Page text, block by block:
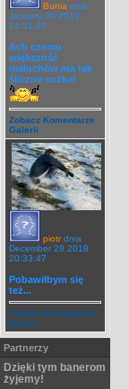
Bunia dnia
January 30 2019
14:51:30
Ach czemu
większość
maluchów ma tak
śliczne oczka!
Zobacz Komentarze
Galerii
piotr dnia
December 28 2018
20:33:47
Pobawiłbym się
też...
Zobacz Komentarze
Galerii
Partnerzy
Dzięki tym banerom
żyjemy!